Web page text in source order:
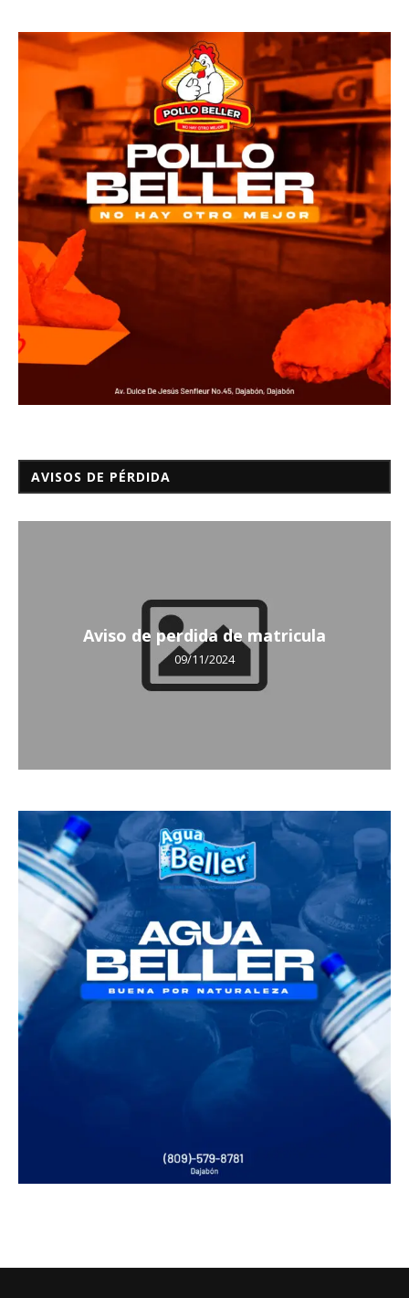
AVISOS DE PÉRDIDA
Aviso de perdida de matricula
09/11/2024